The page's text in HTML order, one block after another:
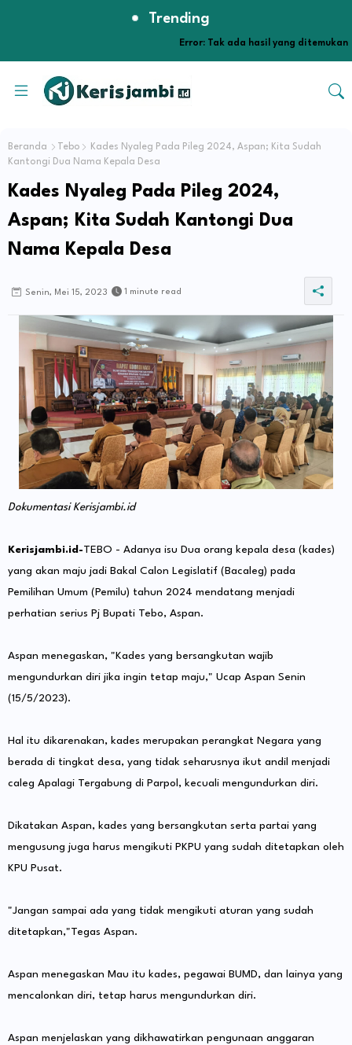
Trending
Error: Tak ada hasil yang ditemukan
Beranda Tebo
Kades Nyaleg Pada Pileg 2024, Aspan; Kita Sudah
Kantongi Dua Nama Kepala Desa
Kades Nyaleg Pada Pileg 2024,
Aspan; Kita Sudah Kantongi Dua
Nama Kepala Desa
Senin, Mei 15, 2023 1 minute read
Dokumentasi Kerisjambi.id
Kerisjambi.id-TEBO - Adanya isu Dua orang kepala desa (kades)
yang akan maju jadi Bakal Calon Legislatif (Bacaleg) pada
Pemilihan Umum (Pemilu) tahun 2024 mendatang menjadi
perhatian serius Pj Bupati Tebo, Aspan.
Aspan menegaskan, "Kades yang bersangkutan wajib
mengundurkan diri jika ingin tetap maju," Ucap Aspan Senin
(15/5/2023).
Hal itu dikarenakan, kades merupakan perangkat Negara yang
berada di tingkat desa, yang tidak seharusnya ikut andil menjadi
caleg Apalagi Tergabung di Parpol, kecuali mengundurkan diri.
Dikatakan Aspan, kades yang bersangkutan serta partai yang
mengusung juga harus mengikuti PKPU yang sudah ditetapkan oleh
KPU Pusat.
"Jangan sampai ada yang tidak mengikuti aturan yang sudah
ditetapkan,"Tegas Aspan.
Aspan menegaskan Mau itu kades, pegawai BUMD, dan lainya yang
mencalonkan diri, tetap harus mengundurkan diri.
Aspan menjelaskan yang dikhawatirkan pengunaan anggaran